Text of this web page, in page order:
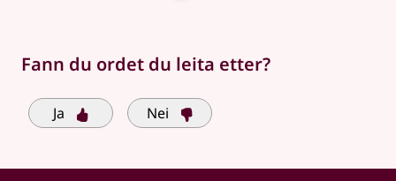
Fann du ordet du leita etter?
Ja Nei